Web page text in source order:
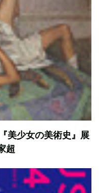
美少女の美術史』展
超